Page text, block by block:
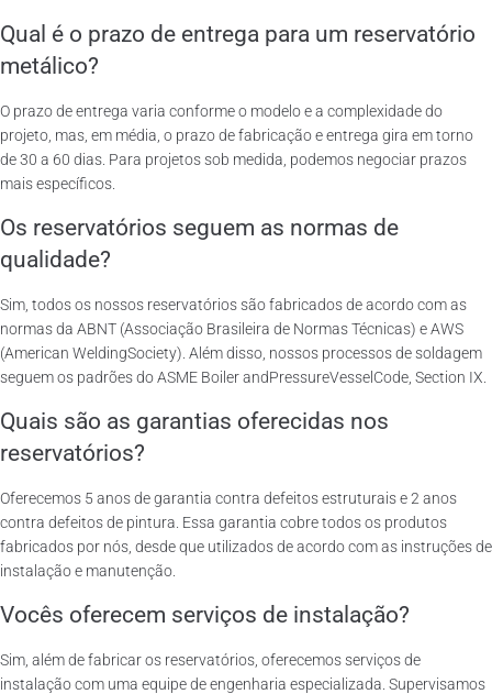
Qual é o prazo de entrega para um reservatório
metálico?
O prazo de entrega varia conforme o modelo e a complexidade do
projeto, mas, em média, o prazo de fabricação e entrega gira em torno
de 30 a 60 dias. Para projetos sob medida, podemos negociar prazos
mais específicos.
Os reservatórios seguem as normas de
qualidade?
Sim, todos os nossos reservatórios são fabricados de acordo com as
normas da ABNT (Associação Brasileira de Normas Técnicas) e AWS
(American WeldingSociety). Além disso, nossos processos de soldagem
seguem os padrões do ASME Boiler andPressureVesselCode, Section IX.
Quais são as garantias oferecidas nos
reservatórios?
Oferecemos 5 anos de garantia contra defeitos estruturais e 2 anos
contra defeitos de pintura. Essa garantia cobre todos os produtos
fabricados por nós, desde que utilizados de acordo com as instruções de
instalação e manutenção.
Vocês oferecem serviços de instalação?
Sim, além de fabricar os reservatórios, oferecemos serviços de
instalação com uma equipe de engenharia especializada. Supervisamos